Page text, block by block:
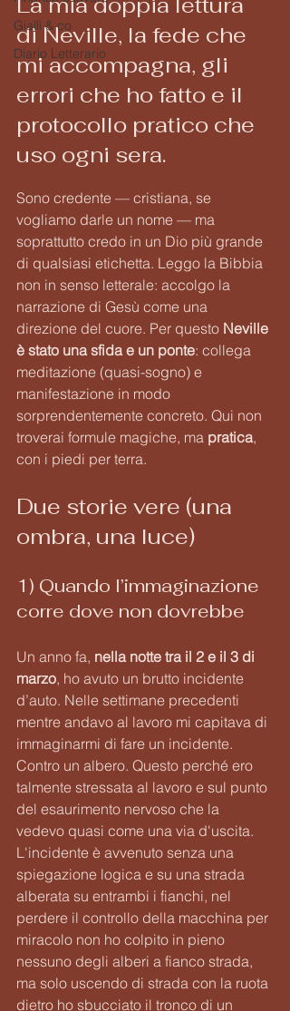
Gialli & co
Diario Letterario
di Neville, la fede che
mi accompagna, gli
errori che ho fatto e il
protocollo pratico che
uso ogni sera.
Sono credente — cristiana, se
vogliamo darle un nome — ma
soprattutto credo in un Dio più grande
di qualsiasi etichetta. Leggo la Bibbia
non in senso letterale: accolgo la
narrazione di Gesù come una
direzione del cuore. Per questo Neville
è stato una sfida e un ponte: collega
meditazione (quasi-sogno) e
manifestazione in modo
sorprendentemente concreto. Qui non
troverai formule magiche, ma pratica,
con i piedi per terra.
Due storie vere (una
ombra, una luce)
1) Quando l’immaginazione
corre dove non dovrebbe
Un anno fa, nella notte tra il 2 e il 3 di
marzo, ho avuto un brutto incidente
d’auto. Nelle settimane precedenti
mentre andavo al lavoro mi capitava di
immaginarmi di fare un incidente.
Contro un albero. Questo perché ero
talmente stressata al lavoro e sul punto
del esaurimento nervoso che la
vedevo quasi come una via d'uscita.
L'incidente è avvenuto senza una
spiegazione logica e su una strada
alberata su entrambi i fianchi, nel
perdere il controllo della macchina per
miracolo non ho colpito in pieno
nessuno degli alberi a fianco strada,
ma solo uscendo di strada con la ruota
dietro ho sbucciato il tronco di un